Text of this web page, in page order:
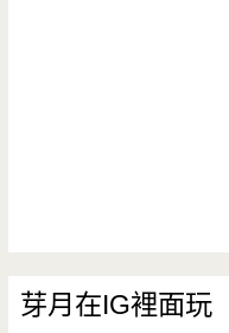
芽月在IG裡面玩